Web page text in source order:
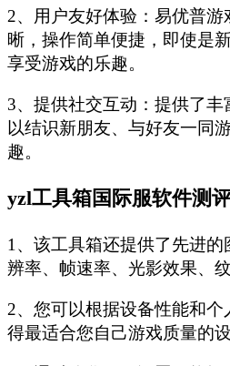
2、用户友好体验：易优普
晰，操作简单便捷，即使是
享受游戏的乐趣。
3、提供社交互动：提供了
以结识新朋友、与好友一同
趣。
yzl工具箱国际服软件测
1、该工具箱还提供了先进
辨率、帧速率、光影效果、纹
2、您可以根据设备性能和
得最适合您自己游戏质量的设